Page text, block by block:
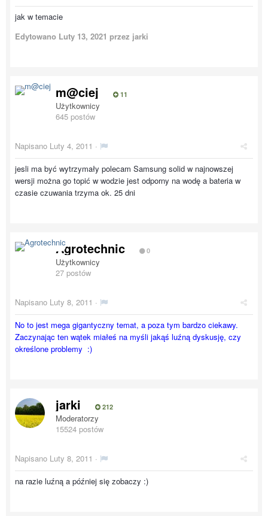
jak w temacie
Edytowano Luty 13, 2021 przez jarki
m@ciej 11
Użytkownicy
645 postów
Napisano Luty 4, 2011 ·
jesli ma być wytrzymały polecam Samsung solid w najnowszej
wersji można go topić w wodzie jest odporny na wodę a bateria w
czasie czuwania trzyma ok. 25 dni
Agrotechnic 0
Użytkownicy
27 postów
Napisano Luty 8, 2011 ·
No to jest mega gigantyczny temat, a poza tym bardzo ciekawy.
Zaczynając ten wątek miałeś na myśli jakąś luźną dyskusję, czy
określone problemy :)
jarki 212
Moderatorzy
15524 postów
Napisano Luty 8, 2011 ·
na razie luźną a później się zobaczy :)